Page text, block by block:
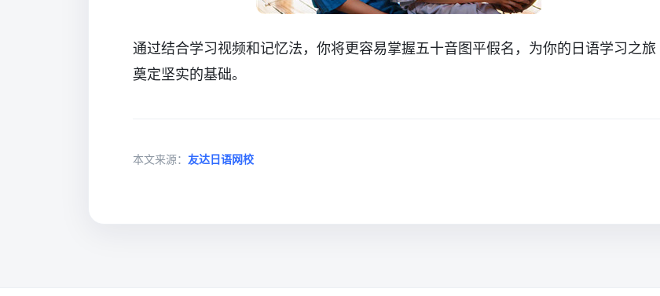
通过结合学习视频和记忆法，你将更容易掌握五十音图平假名，为你的日语学习之旅
奠定坚实的基础。
本文来源： 友达日语网校